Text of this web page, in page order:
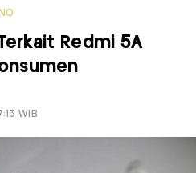
Redmi 5A
WIB